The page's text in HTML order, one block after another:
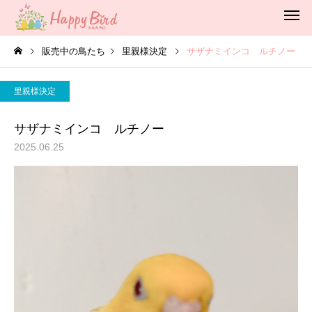
販売中の鳥たち 里親様決定 サザナミインコ ルチノー
里親様決定
サザナミインコ ルチノー
2025.06.25